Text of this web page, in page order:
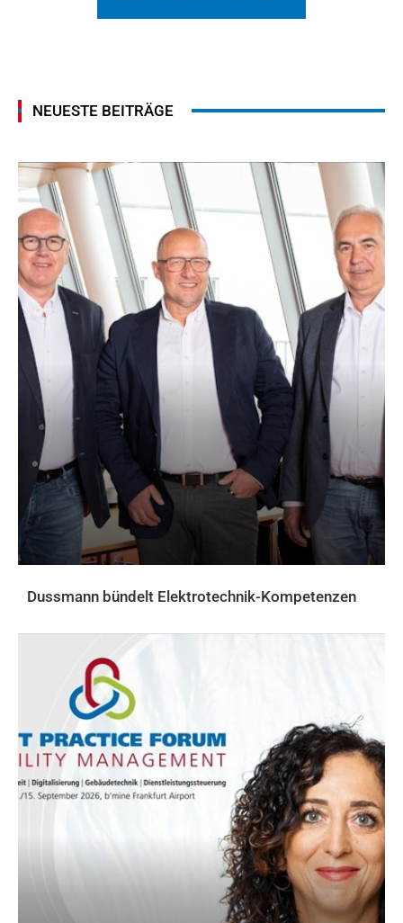
NEUESTE BEITRÄGE
Dussmann bündelt Elektrotechnik-Kompetenzen